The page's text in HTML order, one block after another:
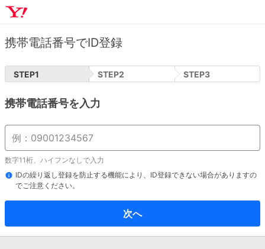
携帯電話番号でID登録
STEP1 STEP2 STEP3
携帯電話番号を入力
数字11桁、ハイフンなしで入力
IDの繰り返し登録を防止する機能により、ID登録できない場合がありますの
でご注意ください。
次へ